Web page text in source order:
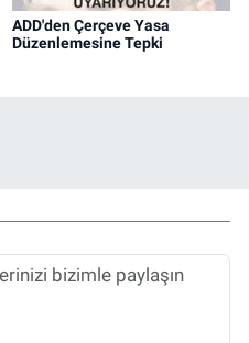
ADD'den Çerçeve Yasa
Düzenlemesine Tepki